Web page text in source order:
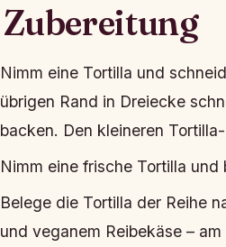
Zubereitung
Nimm eine Tortilla und
übrigen Rand in Dreiecke
backen. Den kleineren
Nimm eine frische Tortilla
Belege die Tortilla der Reihe
und veganem Reibekäse –